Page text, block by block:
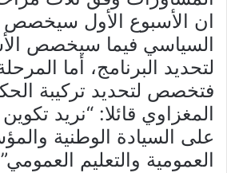
ان الأسبوع الأول سيخصص
السياسي فيما سيخصص
لتحديد البرنامج، أما المرحلة
فتخصص لتحديد تركيبة
المغزاوي قائلا: “نريد
على السيادة الوطنية
العمومية والتعليم